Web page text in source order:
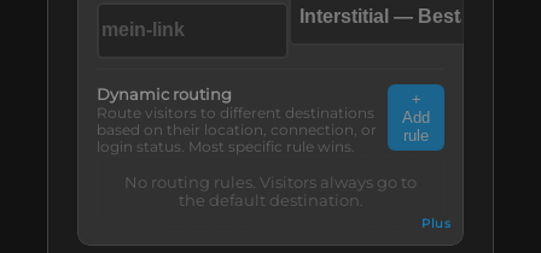
Dynamic routing
Route visitors to different destinations
based on their location, connection, or
login status. Most specific rule wins.
+
Add
rule
No routing rules. Visitors always go to
the default destination.
Plus